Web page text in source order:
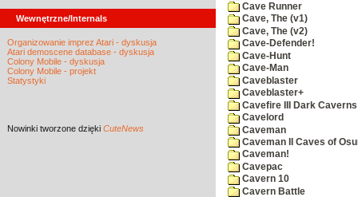
Wewnętrzne/Internals
Organizowanie imprez Atari - dyskusja
Atari demoscene database - dyskusja
Colony Mobile - dyskusja
Colony Mobile - projekt
Statystyki
Nowinki tworzone dzięki CuteNews
Cave Runner
Cave, The (v1)
Cave, The (v2)
Cave-Defender!
Cave-Hunt
Cave-Man
Caveblaster
Caveblaster+
Cavefire III Dark Caverns
Cavelord
Caveman
Caveman II Caves of
Caveman!
Cavepac
Cavern 10
Cavern Battle